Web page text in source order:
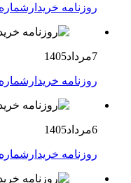
روزنامه خریدارشماره2199
7مرداد1405
روزنامه خریدارشماره 2198
6مرداد1405
روزنامه خریدارشماره2197